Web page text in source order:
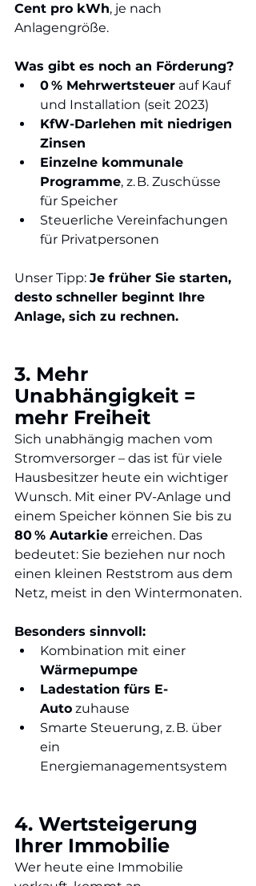
Cent pro kWh, je nach
Anlagengröße.
Was gibt es noch an Förderung?
0 % Mehrwertsteuer auf Kauf
und Installation (seit 2023)
KfW-Darlehen mit niedrigen
Zinsen
Einzelne kommunale
Programme, z. B. Zuschüsse
für Speicher
Steuerliche Vereinfachungen
für Privatpersonen
Unser Tipp: Je früher Sie starten,
desto schneller beginnt Ihre
Anlage, sich zu rechnen.
3. Mehr
Unabhängigkeit =
mehr Freiheit
Sich unabhängig machen vom
Stromversorger – das ist für viele
Hausbesitzer heute ein wichtiger
Wunsch. Mit einer PV-Anlage und
einem Speicher können Sie bis zu
80 % Autarkie erreichen. Das
bedeutet: Sie beziehen nur noch
einen kleinen Reststrom aus dem
Netz, meist in den Wintermonaten.
Besonders sinnvoll:
Kombination mit einer
Wärmepumpe
Ladestation fürs E-
Auto zuhause
Smarte Steuerung, z. B. über
ein
Energiemanagementsystem
4. Wertsteigerung
Ihrer Immobilie
Wer heute eine Immobilie